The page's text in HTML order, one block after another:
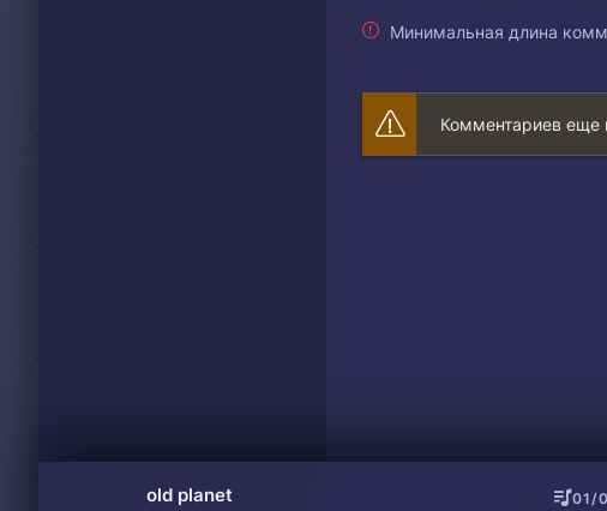
Минимальная длина
Комментариев еще
old planet
01/